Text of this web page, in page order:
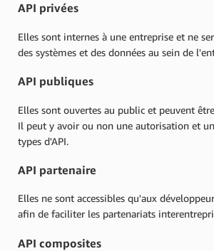
API privées
Elles sont internes à une entreprise et ne
des systèmes et des données au sein de
API publiques
Elles sont ouvertes au public et peuvent
Il peut y avoir ou non une autorisation et un
types d'API.
API partenaire
Elles ne sont accessibles qu'aux
afin de faciliter les partenariats
API composites